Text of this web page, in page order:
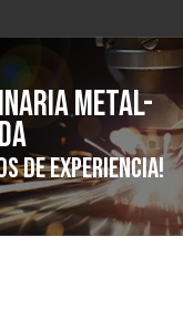
metal-
de experiencia!